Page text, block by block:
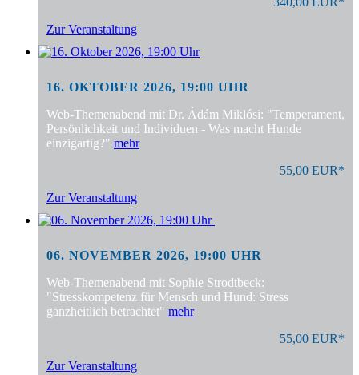
Zur Veranstaltung
16. OKTOBER 2026, 19:00 UHR
Web-Themenabend mit Dr. Ádám Miklósi: "Temperament,
Persönlichkeit und Individuen - Was macht Hunde
einzigartig?" mehr
55,00 EUR*
Zur Veranstaltung
06. NOVEMBER 2026, 19:00 UHR
Web-Themenabend mit Sophie Strodtbeck:
"Stresskompetenz für Mensch und Hund: Stress
ganzheitlich betrachtet" mehr
55,00 EUR*
Zur Veranstaltung